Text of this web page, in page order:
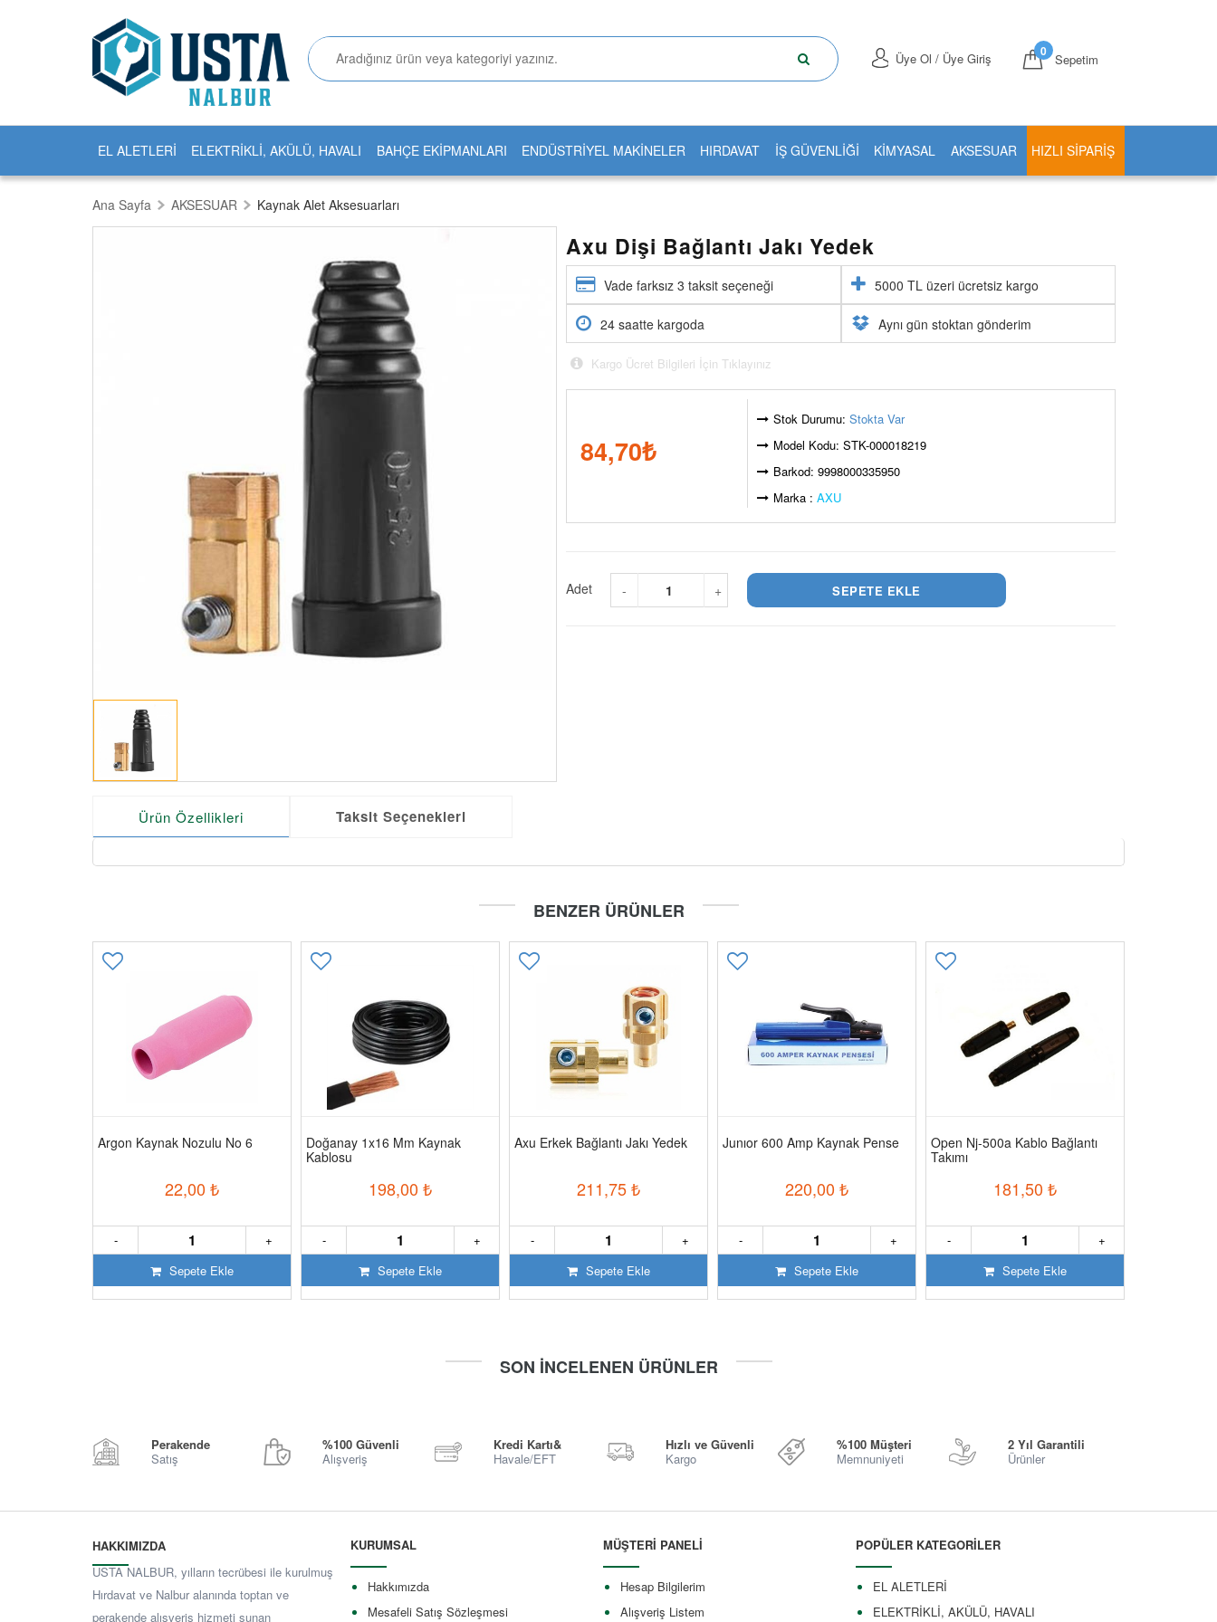
Sepetim
0
Üye Ol / Üye Giriş
EL ALETLERİ ELEKTRİKLİ, AKÜLÜ, HAVALI BAHÇE EKİPMANLARI ENDÜSTRİYEL MAKİNELER HIRDAVAT İŞ GÜVENLİĞİ KİMYASAL AKSESUAR HIZLI SIPARIŞ
Ana Sayfa AKSESUAR Kaynak Alet Aksesuarları
Axu Dişi Bağlantı Jakı Yedek
Vade farksız 3 taksit seçeneği 5000 TL üzeri ücretsiz kargo
24 saatte kargoda Aynı gün stoktan gönderim
Kargo Ücret Bilgileri İçin Tıklayınız
84,70₺
Stok Durumu: Stokta Var
Model Kodu: STK-000018219
Barkod: 9998000335950
Marka : AXU
Adet +
-
Ürün Özellikleri Taksit Seçenekleri
BENZER ÜRÜNLER
Argon Kaynak Nozulu No 6
22,00 ₺
+
-
Sepete Ekle
Doğanay 1x16 Mm Kaynak
Kablosu
198,00 ₺
+
-
Sepete Ekle
Axu Erkek Bağlantı Jakı Yedek
211,75₺
+
-
Sepete Ekle
Junıor 600 Amp Kaynak Pense
220,00 ₺
+
-
Sepete Ekle
Open Nj-500a Kablo Bağlantı
Takımı
181,50 ₺
+
-
Sepete Ekle
SON İNCELENEN ÜRÜNLER
Perakende
Satış
%100 Güvenli
Alışveriş
Kredi Kartı&
Havale/EFT
Hızlı ve Güvenli
Kargo
%100 Müşteri
Memnuniyeti
2 Yıl Garantili
Ürünler
HAKKIMIZDA
USTA NALBUR, yılların tecrübesi ile kurulmuş
Hırdavat ve Nalbur alanında toptan ve
perakende alışveriş hizmeti sunan
KURUMSAL
Hakkımızda
Mesafeli Satış Sözleşmesi
MÜŞTERİ PANELİ
Hesap Bilgilerim
Alışveriş Listem
POPÜLER KATEGORİLER
EL ALETLERİ
ELEKTRİKLİ, AKÜLÜ, HAVALI